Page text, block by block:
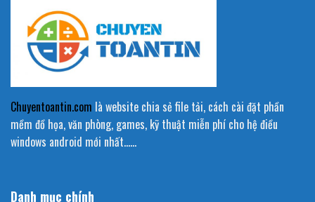
Chuyentoantin.com là website chia sẻ file tải, cách cài đặt phần
mềm đồ họa, văn phòng, games, kỹ thuật miễn phí cho hệ điều
windows android mới nhất……
Danh mục chính